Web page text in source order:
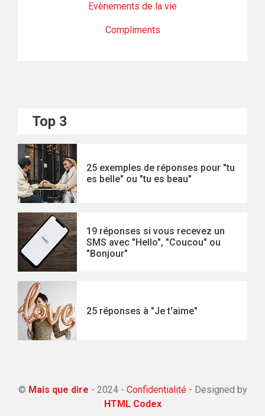
Evènements de la vie
Compliments
Top 3
25 exemples de réponses pour "tu
es belle" ou "tu es beau"
19 réponses si vous recevez un
SMS avec "Hello", "Coucou" ou
"Bonjour"
25 réponses à "Je t'aime"
© Mais que dire - 2024 - Confidentialité- Designed by
HTML Codex